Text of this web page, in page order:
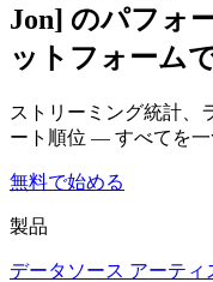
Jon] のパフォ
ットフォーム
ストリーミング統計、
ート順位 — すべてを一
無料で始める
製品
データソース アーティ